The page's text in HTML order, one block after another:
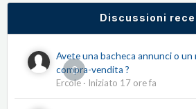
Discussioni
0
Avete una bacheca annunci o
compra-vendita ?
Ercole · Iniziato 17 ore fa